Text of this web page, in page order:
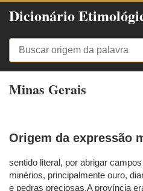
Dicionário
Minas Gerais
Origem da expressão
sentido literal, por abrigar
minérios, principalmente ouro,
e pedras preciosas.A província